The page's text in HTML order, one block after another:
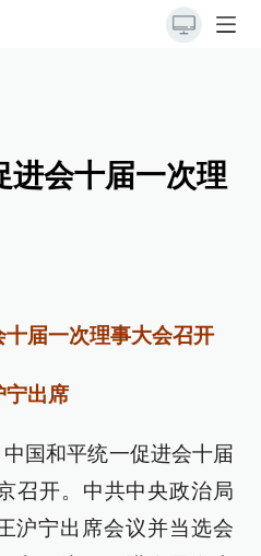
进会十届一次理
届一次理事大会召开
宁出席
国和平统一促进会十届
召开。中共中央政治局
沪宁出席会议并当选会